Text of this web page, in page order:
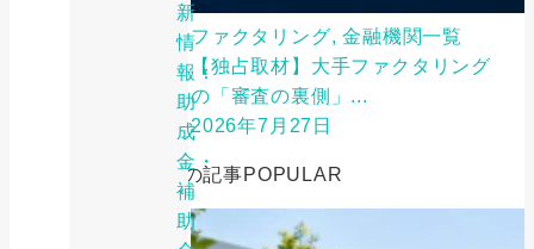
新
情
報：
助
成
金・
補
助
ファクタリング, 金融機関一覧
【独占取材】大手ファクタリング
の「審査の裏側」...
2026年7月27日
人気の記事POPULAR